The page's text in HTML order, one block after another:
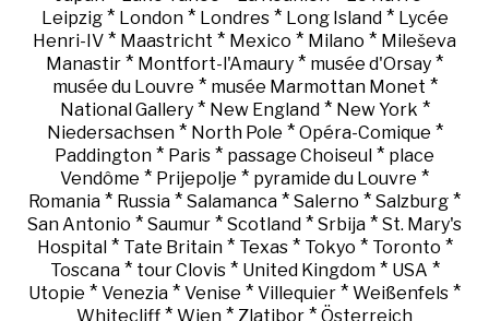
Leipzig* London* Londres* Long Island* Lycée
Henri-IV * Maastricht * Mexico * Milano * Mileševa
Manastir * Montfort-l'Amaury * musée d'Orsay *
musée du Louvre * musée Marmottan Monet *
National Gallery* New England* New York *
Niedersachsen* North Pole * Opéra-Comique *
Paddington * Paris * passage Choiseul * place
Vendôme * Prijepolje * pyramide du Louvre *
Romania * Russia * Salamanca * Salerno * Salzburg *
San Antonio * Saumur * Scotland * Srbija * St. Mary's
Hospital* Tate Britain* Texas* Tokyo * Toronto *
Toscana* tour Clovis* United Kingdom* USA *
Utopie * Venezia * Venise * Villequier * Weißenfels *
Whitecliff * Wien * Zlatibor * Österreich